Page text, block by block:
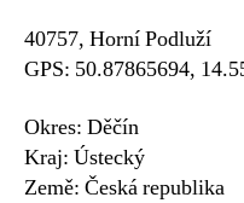
40757, Horní Podluží
GPS: 50.87865694,
Okres: Děčín
Kraj: Ústecký
Země: Česká republika